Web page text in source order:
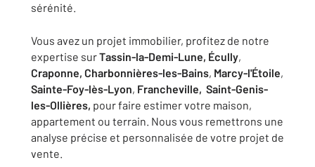
sérénité.
Vous avez un projet immobilier, profitez de notre
expertise surTassin-la-Demi-Lune, Écully,
Craponne, Charbonnières-les-Bains, Marcy-l'Étoile,
Sainte-Foy-lès-Lyon, Francheville, Saint-Genis-
les-Ollières, pour faire estimer votre maison,
appartement ou terrain. Nous vous remettrons une
analyse précise et personnalisée de votre projet de
vente.